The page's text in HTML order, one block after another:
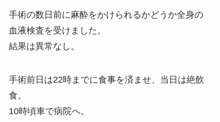
手術の数日前に麻酔をかけられるかどうか全身の
血液検査を受けました。
結果は異常なし。
手術前日は22時までに食事を済ませ、当日は絶飲
食。
10時頃車で病院へ。